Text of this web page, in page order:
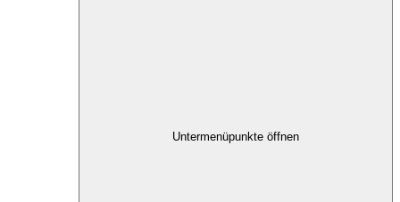
Untermenüpunkte öffnen